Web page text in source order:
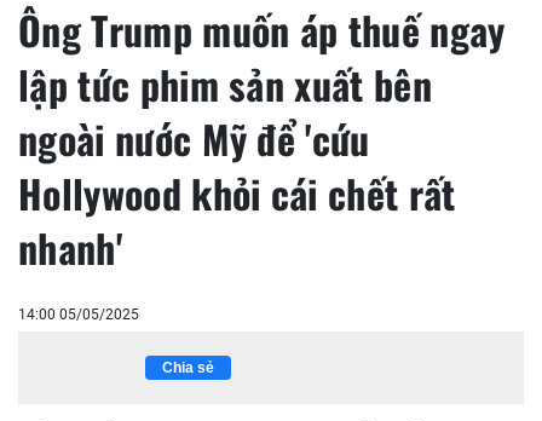
Ông Trump muốn áp thuế ngay
lập tức phim sản xuất bên
ngoài nước Mỹ để 'cứu
Hollywood khỏi cái chết rất
nhanh'
14:00 05/05/2025
Chia sẻ